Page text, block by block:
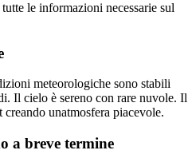
le informazioni necessarie sul
meteorologiche sono stabili
Il cielo è sereno con rare nuvole. Il
unatmosfera piacevole.
a breve termine